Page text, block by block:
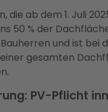
die ab dem 1. Juli
50 % der
und ist bei
gesamten
PV-Pflicht